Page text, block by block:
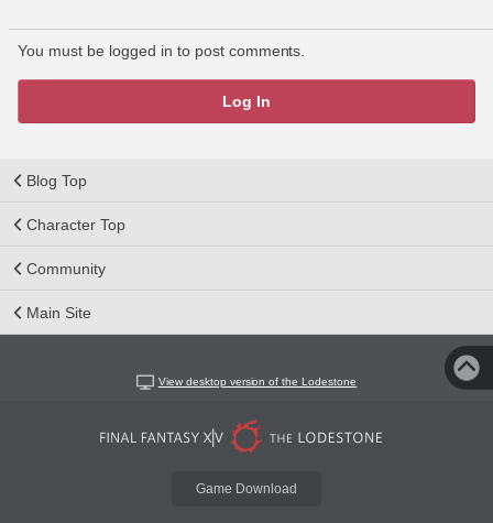
You must be logged in to post comments.
Log In
Blog Top
Character Top
Community
Main Site
View desktop version of the Lodestone
Game Download